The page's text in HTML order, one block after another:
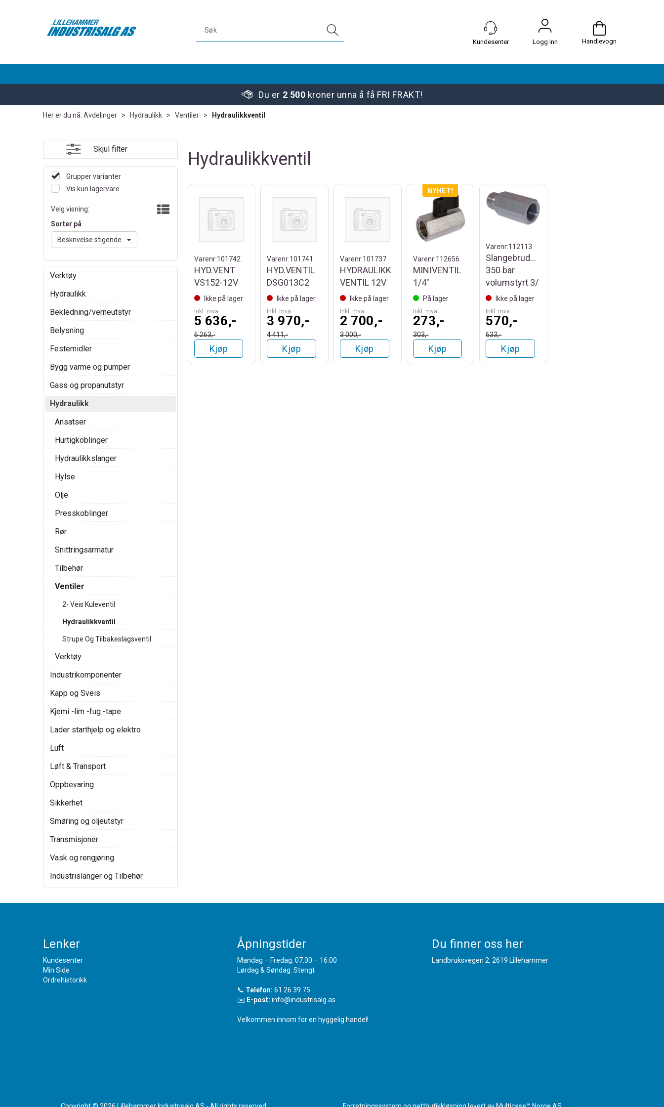
Logg inn Handlevogn
Du er 2 500 kroner unna å få FRI FRAKT!
Her er du nå: Avdelinger > Hydraulikk > Ventiler > Hydraulikkventil
Skjul filter
Grupper varianter
Vis kun lagervare
Velg visning:
Sorter på
Beskrivelse stigende
Verktøy
Hydraulikk
Bekledning/verneutstyr
Belysning
Festemidler
Bygg varme og pumper
Gass og propanutstyr
Hydraulikk
Ansatser
Hurtigkoblinger
Hydraulikkslanger
Hylse
Olje
Presskoblinger
Rør
Snittringsarmatur
Tilbehør
Ventiler
2- Veis Kuleventil
Hydraulikkventil
Strupe Og Tilbakeslagsventil
Verktøy
Industrikomponenter
Kapp og Sveis
Kjemi -lim -fug -tape
Lader starthjelp og elektro
Luft
Løft & Transport
Oppbevaring
Sikkerhet
Smøring og oljeutstyr
Transmisjoner
Vask og rengjøring
Industrislanger og Tilbehør
Hydraulikkventil
Varenr:101742
HYD.VENT
VS152-12V
Ikke på lager
Inkl. mva
5 636,-
6 263,-
Kjøp
Varenr:101741
HYD.VENTIL
DSG013C2
Ikke på lager
Inkl. mva
3 970,-
4 411,-
Kjøp
Varenr:101737
HYDRAULIKK
VENTIL 12V
Ikke på lager
Inkl. mva
2 700,-
3 000,-
Kjøp
Varenr:112656
MINIVENTIL
1/4"
På lager
Inkl. mva
273,-
303,-
Kjøp
Varenr:112113
Slangebruddsventil
350 bar
volumstyrt 3/
Ikke på lager
Inkl. mva
570,-
633,-
Kjøp
Lenker
Kundesenter
Min Side
Ordrehistorikk
Åpningstider
Mandag – Fredag: 07:00 – 16:00
Lørdag & Søndag: Stengt
📞 Telefon: 61 26 39 75
✉️ E-post: info@industrisalg.as
Velkommen innom for en hyggelig handel!
Du finner oss her
Landbruksvegen 2, 2619 Lillehammer